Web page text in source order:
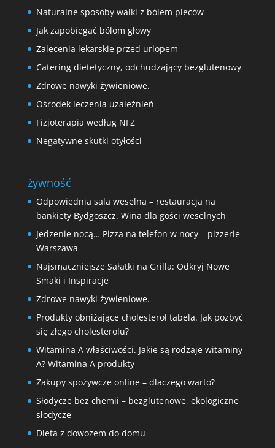
Naturalne sposoby walki z bólem pleców
Jak zapobiegać bólom głowy
Zalecenia lekarskie przed urlopem
Catering dietetyczny, odchudzający bezglutenowy
Zdrowe nawyki żywieniowe.
Ośrodek leczenia uzależnień
Fizjoterapia według NFZ
Negatywne skutki otyłości
żywność
Odpowiednia sala weselna – restauracja na
bankiety Bydgoszcz. Wina dla gości weselnych
Jedzenie nocą… Pizza na telefon w nocy – pizzerie
Warszawa
Najsmaczniejsze Sałatki na Grilla: Odkryj Nowe
Smaki i Inspiracje
Zdrowe nawyki żywieniowe.
Produkty obniżające cholesterol tabela. Jak pozbyć
się złego cholesterolu?
Witamina A właściwości. Jakie są rodzaje witaminy
A? Witamina A produkty
Zakupy spożywcze online – dlaczego warto?
Słodycze bez chemii – bezglutenowe, ekologiczne
słodycze
Dieta z dowozem do domu